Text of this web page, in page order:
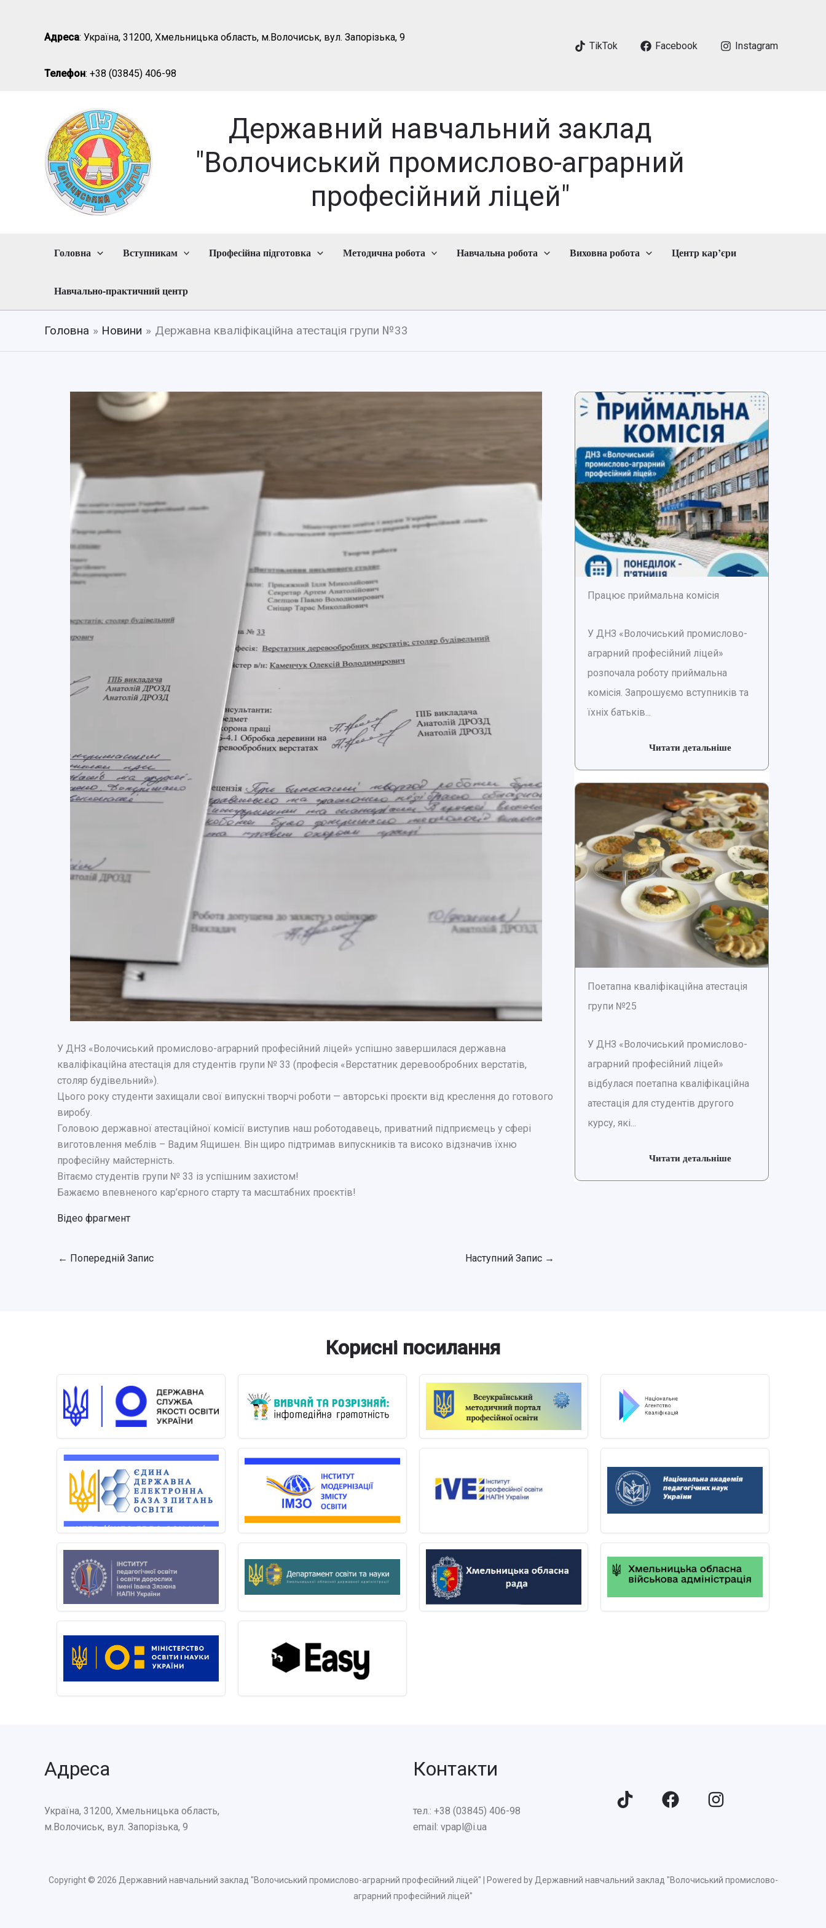
Адреса: Україна, 31200, Хмельницька область, м.Волочиськ, вул. Запорізька, 9
Телефон: +38 (03845) 406-98
TikTok Facebook Instagram
Державний навчальний заклад
"Волочиський промислово-аграрний
професійний ліцей"
Головна Вступникам Професійна підготовка Методична робота Навчальна робота Виховна робота Центр кар’єри
Навчально-практичний центр
Головна Новини Державна кваліфікаційна атестація групи №33
У ДНЗ «Волочиський промислово-аграрний професійний ліцей» успішно завершилася державна
кваліфікаційна атестація для студентів групи № 33 (професія «Верстатник деревообробних верстатів,
столяр будівельний»).
Цього року студенти захищали свої випускні творчі роботи — авторські проєкти від креслення до готового
виробу.
Головою державної атестаційної комісії виступив наш роботодавець, приватний підприємець у сфері
виготовлення меблів – Вадим Ящишен. Він щиро підтримав випускників та високо відзначив їхню
професійну майстерність.
Вітаємо студентів групи № 33 із успішним захистом!
Бажаємо впевненого кар’єрного старту та масштабних проєктів!
Відео фрагмент
← Попередній Запис Наступний Запис →
Працює приймальна комісія
У ДНЗ «Волочиський промислово-
аграрний професійний ліцей»
розпочала роботу приймальна
комісія. Запрошуємо вступників та
їхніх батьків...
Читати детальніше
Поетапна кваліфікаційна атестація
групи №25
У ДНЗ «Волочиський промислово-
аграрний професійний ліцей»
відбулася поетапна кваліфікаційна
атестація для студентів другого
курсу, які...
Читати детальніше
Корисні посилання
Адреса
Україна, 31200, Хмельницька область,
м.Волочиськ, вул. Запорізька, 9
Контакти
тел.: +38 (03845) 406-98
email: vpapl@i.ua
Copyright © 2026 Державний навчальний заклад "Волочиський промислово-аграрний професійний ліцей" | Powered by Державний навчальний заклад "Волочиський промислово-
аграрний професійний ліцей"